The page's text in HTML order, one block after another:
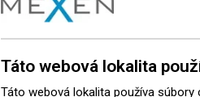
Táto webová lokalita
Táto webová lokalita používa